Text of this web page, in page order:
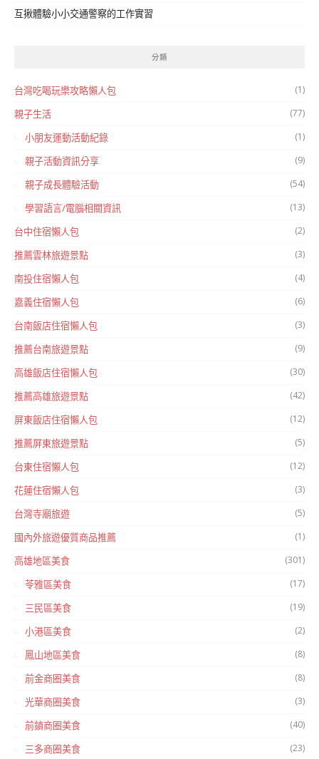
互揪體驗小小交通警察的工作實習
分類
台灣吃喝玩樂攻略懶人包 (1)
親子生活 (77)
小朋友運動活動紀錄 (1)
親子活動資訊分享 (9)
親子成長體驗活動 (54)
學習語言/電腦相關資訊 (13)
台中住宿懶人包 (2)
推薦雲林旅遊景點 (3)
南投住宿懶人包 (4)
嘉義住宿懶人包 (6)
台南飯店住宿懶人包 (3)
推薦台南旅遊景點 (9)
高雄飯店住宿懶人包 (30)
推薦高雄旅遊景點 (42)
屏東飯店住宿懶人包 (12)
推薦屏東旅遊景點 (5)
台東住宿懶人包 (12)
花蓮住宿懶人包 (3)
台灣寺廟旅遊 (5)
國內外旅遊優質商品推薦 (1)
高雄地區美食 (301)
苓雅區美食 (17)
三民區美食 (19)
小港區美食 (2)
鳳山地區美食 (8)
前金商圈美食 (8)
光華商圈美食 (3)
前鎮商圈美食 (40)
三多商圈美食 (23)